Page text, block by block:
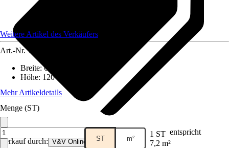
Verkauf durch: V&V Online GmbH
Weitere Artikel des Verkäufers
Art.-Nr. 12470139
Breite:600 cm
Höhe: 120 cm
Mehr Artikeldetails
Menge (ST)
ST m² 1 ST entspricht
7,2 m²